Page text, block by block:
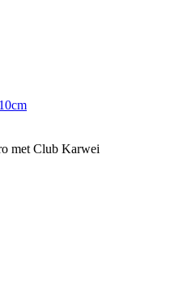
met Club Karwei